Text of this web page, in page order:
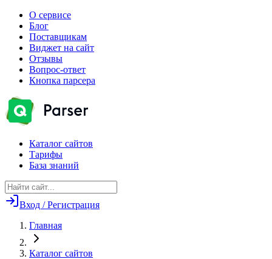
О сервисе
Блог
Поставщикам
Виджет на сайт
Отзывы
Вопрос-ответ
Кнопка парсера
Каталог сайтов
Тарифы
База знаний
Вход / Регистрация
Главная
Каталог сайтов